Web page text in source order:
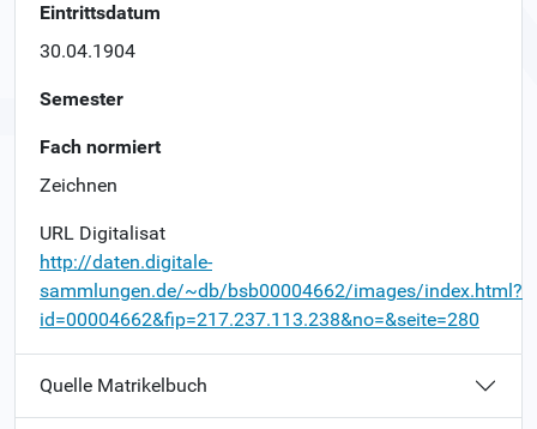
Eintrittsdatum
30.04.1904
Semester
Fach normiert
Zeichnen
URL Digitalisat
http://daten.digitale-
sammlungen.de/~db/bsb00004662/images/index.html?
id=00004662&fip=217.237.113.238&no=&seite=280
Quelle Matrikelbuch